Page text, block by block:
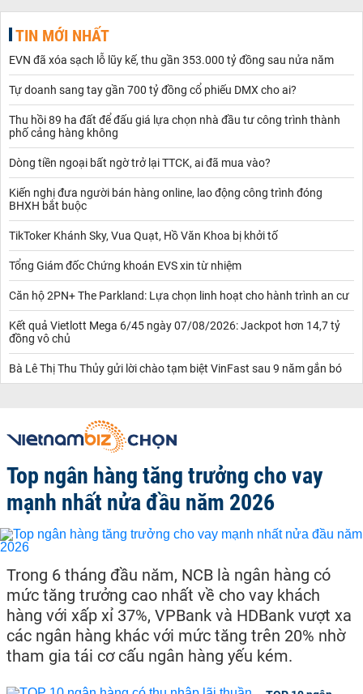
TIN MỚI NHẤT
EVN đã xóa sạch lỗ lũy kế, thu gần 353.000 tỷ đồng sau nửa năm
Tự doanh sang tay gần 700 tỷ đồng cổ phiếu DMX cho ai?
Thu hồi 89 ha đất để đấu giá lựa chọn nhà đầu tư công trình thành
phố cảng hàng không
Dòng tiền ngoại bất ngờ trở lại TTCK, ai đã mua vào?
Kiến nghị đưa người bán hàng online, lao động công trình đóng
BHXH bắt buộc
TikToker Khánh Sky, Vua Quạt, Hồ Văn Khoa bị khởi tố
Tổng Giám đốc Chứng khoán EVS xin từ nhiệm
Căn hộ 2PN+ The Parkland: Lựa chọn linh hoạt cho hành trình an cư
Kết quả Vietlott Mega 6/45 ngày 07/08/2026: Jackpot hơn 14,7 tỷ
đồng vô chủ
Bà Lê Thị Thu Thủy gửi lời chào tạm biệt VinFast sau 9 năm gắn bó
Top ngân hàng tăng trưởng cho vay
mạnh nhất nửa đầu năm 2026
Trong 6 tháng đầu năm, NCB là ngân hàng có
mức tăng trưởng cao nhất về cho vay khách
hàng với xấp xỉ 37%, VPBank và HDBank vượt xa
các ngân hàng khác với mức tăng trên 20% nhờ
tham gia tái cơ cấu ngân hàng yếu kém.